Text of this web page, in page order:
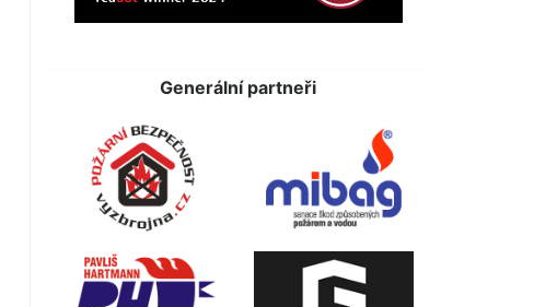
Generální partneři